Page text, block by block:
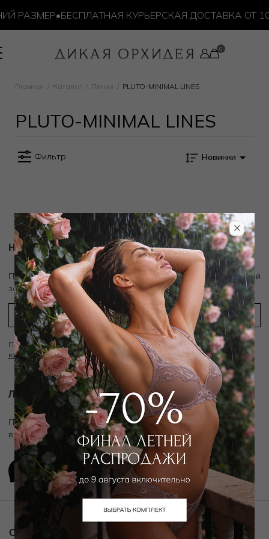
РАЗМЕР•БЕСПЛАТНАЯ КУРЬЕРСКАЯ ДОСТАВКА ОТ 10
Главная Каталог Линии PLUTO-MINIMAL LINES
PLUTO-MINIMAL LINES
Фильтр Новинки
Новости и акции
Подпишитесь на рассылку и получитескидку 10% на первый
заказ
Подписываясь на рассылку вы соглашаетесь с условиямиПолитики
конфиденциальности
Личный ассистент.
Подключите личного ассистента "Дикой Орхидеи"
в удобном мессенджере
О компании Покупателям